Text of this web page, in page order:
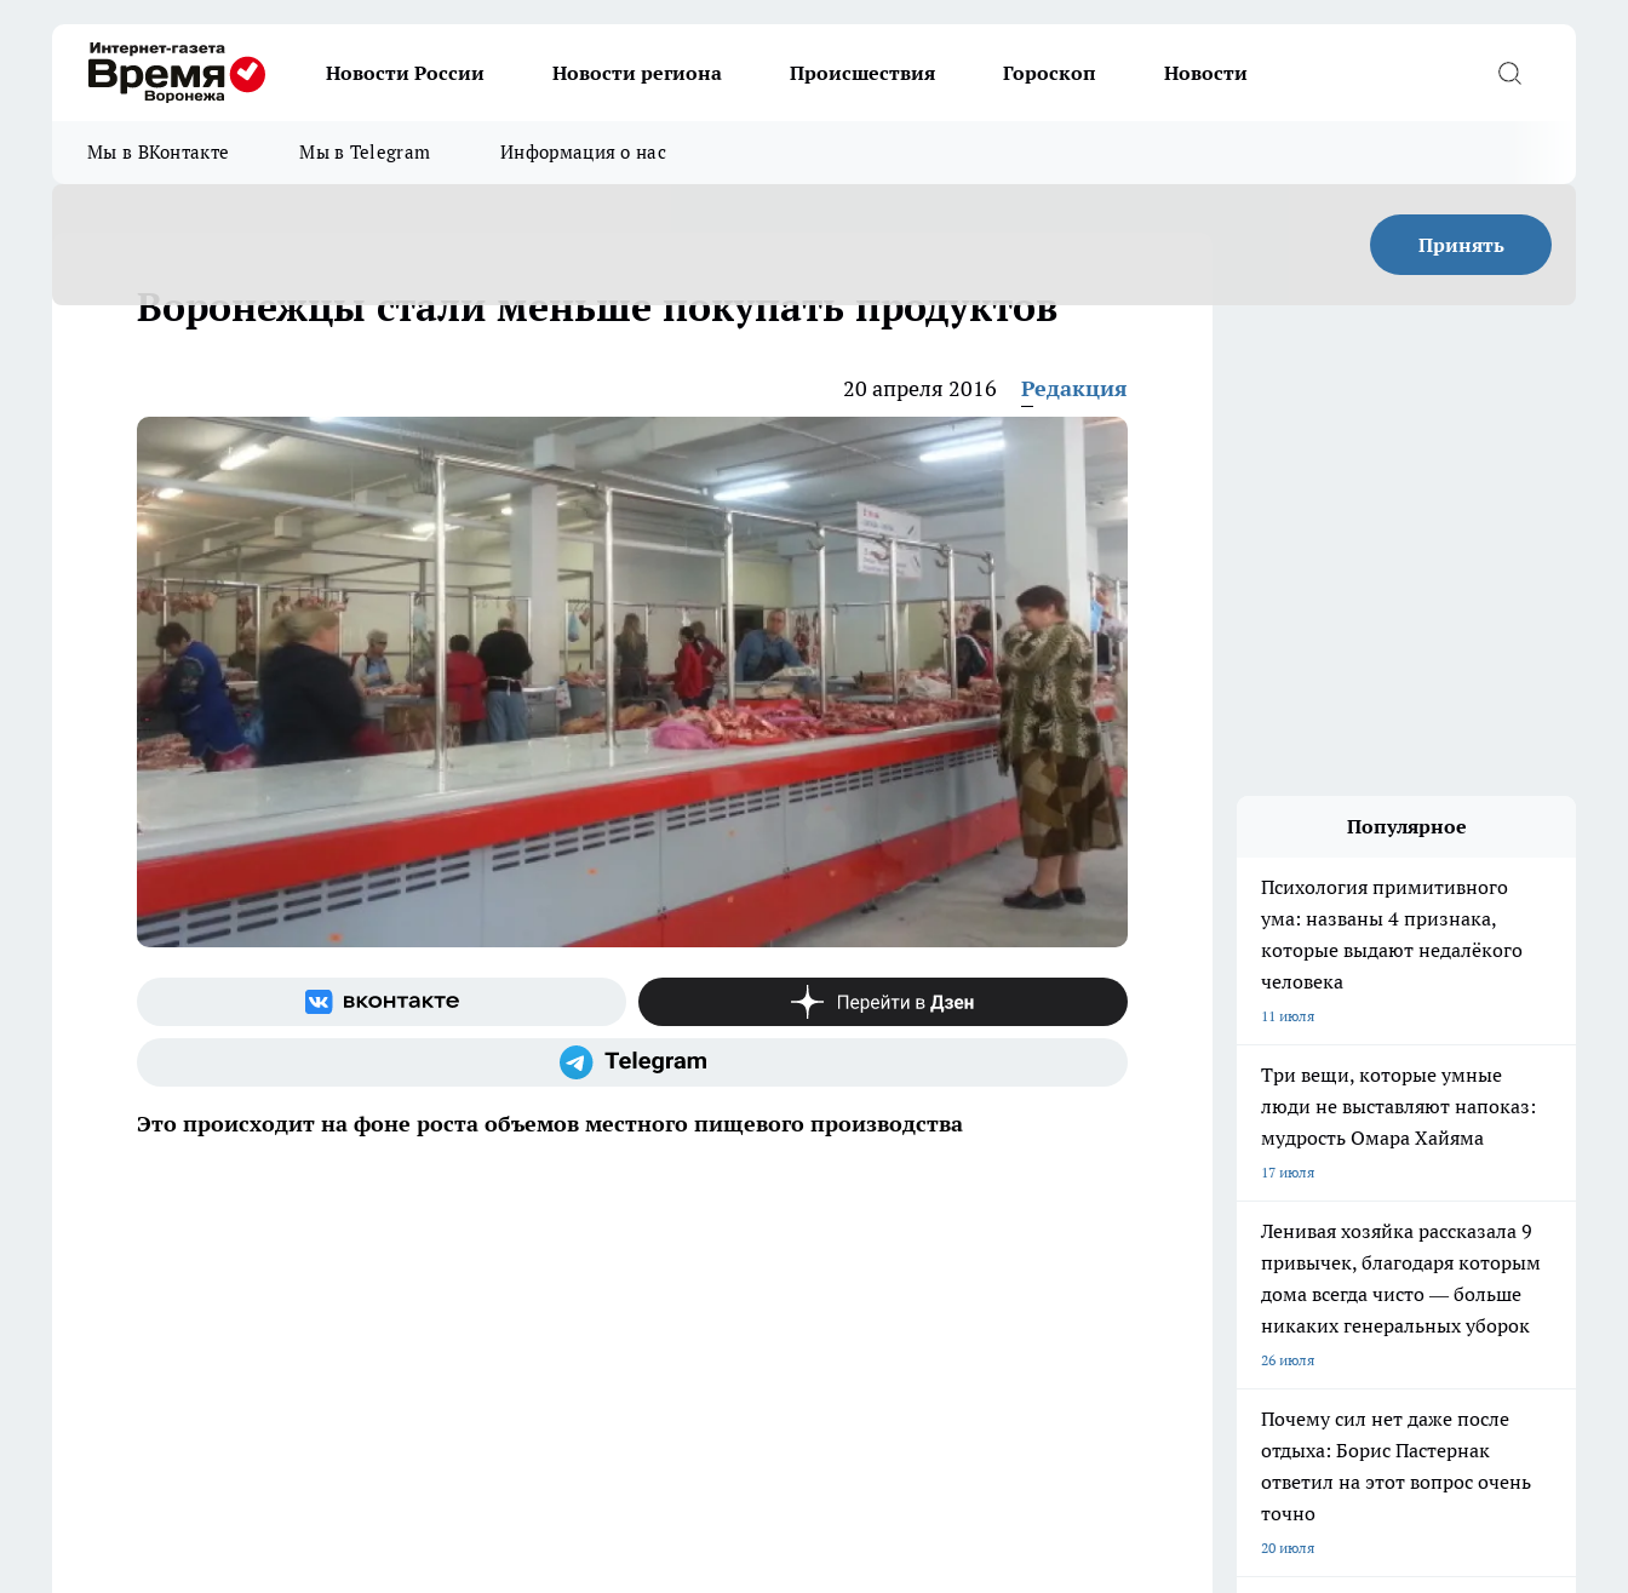
Новости России Новости региона Происшествия Гороскоп Новости
Мы в ВКонтакте Мы в Telegram Информация о нас
Принять
Воронежцы стали меньше покупать продуктов
20 апреля 2016 Редакция
Это происходит на фоне роста объемов местного пищевого производства
Популярное
Психология примитивного
ума: названы 4 признака,
которые выдают недалёкого
человека
11 июля
Три вещи, которые умные
люди не выставляют напоказ:
мудрость Омара Хайяма
17 июля
Ленивая хозяйка рассказала 9
привычек, благодаря которым
дома всегда чисто — больше
никаких генеральных уборок
26 июля
Почему сил нет даже после
отдыха: Борис Пастернак
ответил на этот вопрос очень
точно
20 июля